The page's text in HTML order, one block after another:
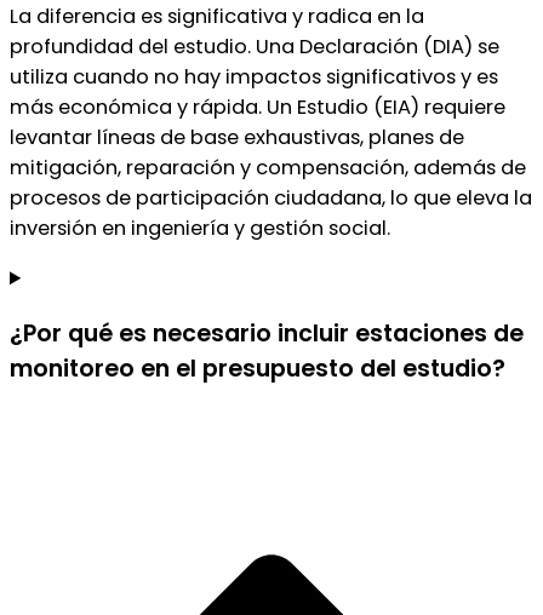
La diferencia es significativa y radica en la
profundidad del estudio. Una Declaración (DIA) se
utiliza cuando no hay impactos significativos y es
más económica y rápida. Un Estudio (EIA) requiere
levantar líneas de base exhaustivas, planes de
mitigación, reparación y compensación, además de
procesos de participación ciudadana, lo que eleva la
inversión en ingeniería y gestión social.
¿Por qué es necesario incluir estaciones de
monitoreo en el presupuesto del estudio?